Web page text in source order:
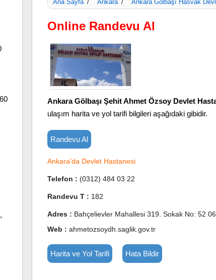
Ana Sayfa / Ankara / Ankara Gölbaşı Hasvak
Online Randevu Al
Ankara Gölbaşı Şehit Ahmet Özsoy Devlet
ulaşım harita ve yol tarifi bilgileri aşağıdaki gibidir.
Randevu Al
Ankara'da Devlet Hastanesi
Telefon : (0312) 484 03 22
Randevu T : 182
Adres : Bahçelievler Mahallesi 319. Sokak No: 52
Web : ahmetozsoydh.saglik.gov.tr
Harita ve Yol Tarifi Hata Bildir